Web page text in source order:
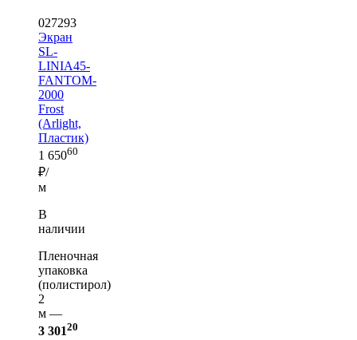
027293
Экран
SL-
LINIA45-
FANTOM-
2000
Frost
(Arlight,
Пластик)
1 65060
₽/
м
В
наличии
Пленочная
упаковка
(полистирол)
2
м —
3 30120